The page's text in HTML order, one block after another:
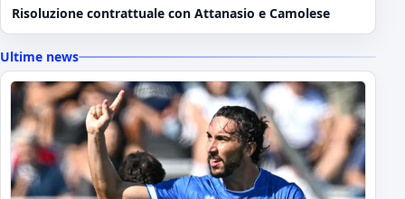
Risoluzione contrattuale con Attanasio e Camolese
Ultime news